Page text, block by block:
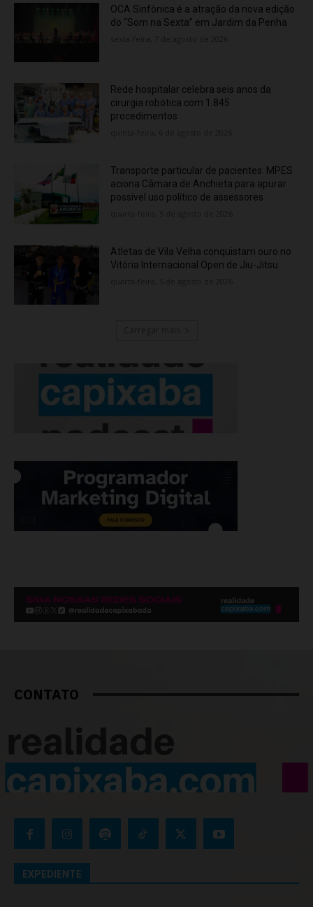
OCA Sinfônica é a atração da nova edição
do “Som na Sexta” em Jardim da Penha
Rede hospitalar celebra seis anos da
cirurgia robótica com 1.845
procedimentos
Transporte particular de pacientes: MPES
aciona Câmara de Anchieta para apurar
possível uso político de assessores
Atletas de Vila Velha conquistam ouro no
Vitória Internacional Open de Jiu-Jitsu
CONTATO
EXPEDIENTE